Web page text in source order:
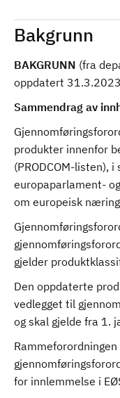
Bakgrunn
BAKGRUNN (fra
oppdatert
Sammendrag av
produkter innenfor
(PRODCOM-listen),
europaparlament-
om europeisk
gjelder
Den oppdaterte
vedlegget til
og skal gjelde fra 1.
for innlemmelse i